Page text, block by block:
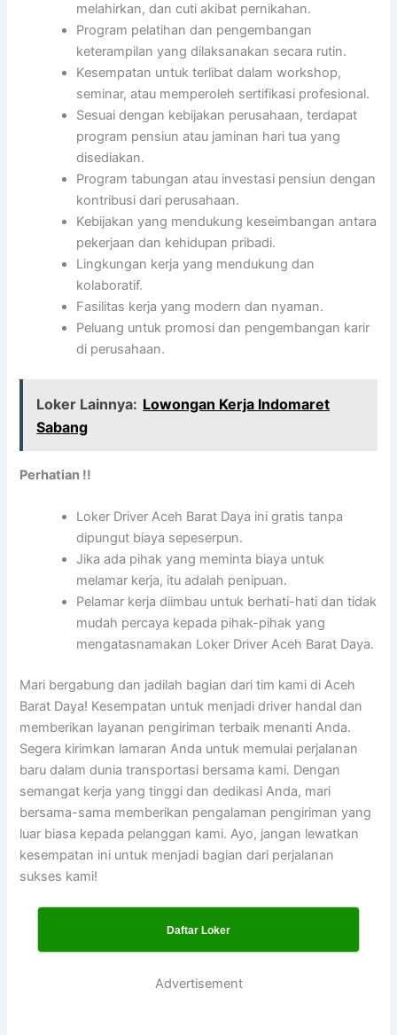
melahirkan, dan cuti akibat pernikahan.
Program pelatihan dan pengembangan
keterampilan yang dilaksanakan secara rutin.
Kesempatan untuk terlibat dalam workshop,
seminar, atau memperoleh sertifikasi profesional.
Sesuai dengan kebijakan perusahaan, terdapat
program pensiun atau jaminan hari tua yang
disediakan.
Program tabungan atau investasi pensiun dengan
kontribusi dari perusahaan.
Kebijakan yang mendukung keseimbangan antara
pekerjaan dan kehidupan pribadi.
Lingkungan kerja yang mendukung dan
kolaboratif.
Fasilitas kerja yang modern dan nyaman.
Peluang untuk promosi dan pengembangan karir
di perusahaan.
Loker Lainnya: Lowongan Kerja Indomaret
Sabang
Perhatian !!
Loker Driver Aceh Barat Daya ini gratis tanpa
dipungut biaya sepeserpun.
Jika ada pihak yang meminta biaya untuk
melamar kerja, itu adalah penipuan.
Pelamar kerja diimbau untuk berhati-hati dan tidak
mudah percaya kepada pihak-pihak yang
mengatasnamakan Loker Driver Aceh Barat Daya.
Mari bergabung dan jadilah bagian dari tim kami di Aceh
Barat Daya! Kesempatan untuk menjadi driver handal dan
memberikan layanan pengiriman terbaik menanti Anda.
Segera kirimkan lamaran Anda untuk memulai perjalanan
baru dalam dunia transportasi bersama kami. Dengan
semangat kerja yang tinggi dan dedikasi Anda, mari
bersama-sama memberikan pengalaman pengiriman yang
luar biasa kepada pelanggan kami. Ayo, jangan lewatkan
kesempatan ini untuk menjadi bagian dari perjalanan
sukses kami!
Daftar Loker
Advertisement